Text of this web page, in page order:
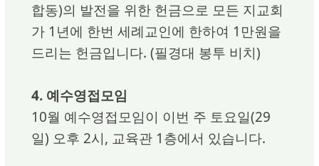
합동)의 발전을 위한 헌금으로 모든 지교회
가 1년에 한번 세례교인에 한하여 1만원을
드리는 헌금입니다. (필경대 봉투 비치)
4. 예수영접모임
10월 예수영접모임이 이번 주 토요일(29
일) 오후 2시, 교육관 1층에서 있습니다.